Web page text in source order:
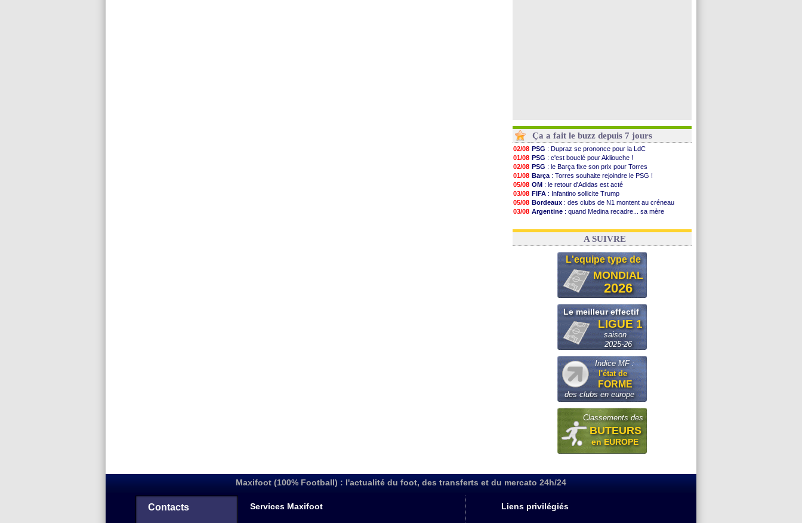
Ça a fait le buzz depuis 7 jours
02/08 PSG : Dupraz se prononce pour la LdC
01/08 PSG : c'est bouclé pour Akliouche !
02/08 PSG : le Barça fixe son prix pour Torres
01/08 Barça : Torres souhaite rejoindre le PSG !
05/08 OM : le retour d'Adidas est acté
03/08 FIFA : Infantino sollicite Trump
05/08 Bordeaux : des clubs de N1 montent au créneau
03/08 Argentine : quand Medina recadre... sa mère
03/08 OM: Paixão attire un 2e club anglais
A SUIVRE
L'equipe type de
MONDIAL
2026
Le meilleur effectif
LIGUE 1
saison
2025-26
Indice MF :
l'état de
FORME
des clubs en europe
Classements des
BUTEURS
en EUROPE
Maxifoot (100% Football) : l'actualité du foot, des transferts et du mercato 24h/24
Contacts Services Maxifoot Liens privilégiés